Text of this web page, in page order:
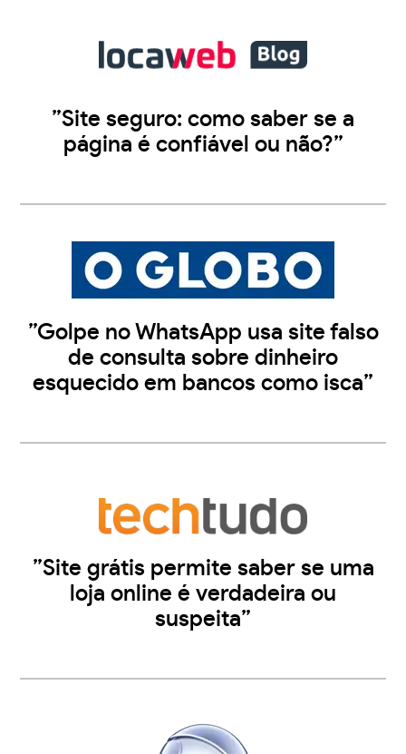
”Site seguro: como saber se a
página é confiável ou não?”
”Golpe no WhatsApp usa site falso
de consulta sobre dinheiro
esquecido em bancos como isca”
”Site grátis permite saber se uma
loja online é verdadeira ou
suspeita”